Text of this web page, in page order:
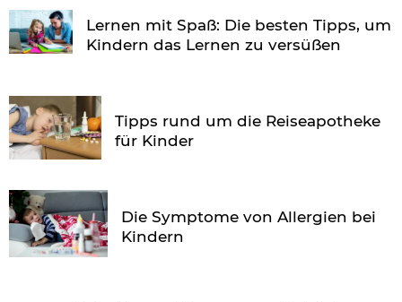
Lernen mit Spaß: Die besten Tipps, um
Kindern das Lernen zu versüßen
Tipps rund um die Reiseapotheke
für Kinder
Die Symptome von Allergien bei
Kindern